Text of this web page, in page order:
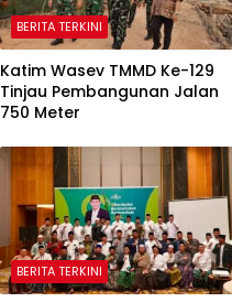
BERITA TERKINI
Katim Wasev TMMD Ke-129
Tinjau Pembangunan Jalan
750 Meter
BERITA TERKINI